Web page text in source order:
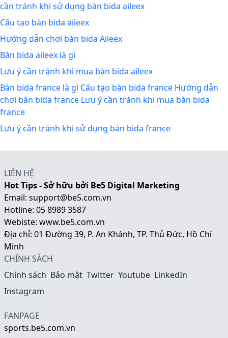
cần tránh khi sử dụng bàn bida aileex
Cấu tạo bàn bida aileex
Hướng dẫn chơi bàn bida Aileex
Bàn bida aileex là gì
Lưu ý cần tránh khi mua bàn bida aileex
Bàn bida france là gì Cấu tạo bàn bida france Hướng dẫn
chơi bàn bida france Lưu ý cần tránh khi mua bàn bida
france
Lưu ý cần tránh khi sử dụng bàn bida france
LIÊN HỆ
Hot Tips - Sở hữu bởi Be5 Digital Marketing
Email: support@be5.com.vn
Hotline: 05 8989 3587
Webiste: www.be5.com.vn
Địa chỉ: 01 Đường 39, P. An Khánh, TP. Thủ Đức, Hồ Chí
Minh
CHÍNH SÁCH
Chính sách Bảo mật Twitter Youtube LinkedIn
Instagram
FANPAGE
sports.be5.com.vn